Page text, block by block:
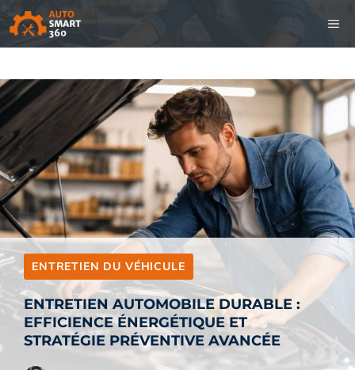
Aller
au
contenu
ENTRETIEN DU VÉHICULE
ENTRETIEN AUTOMOBILE DURABLE :
EFFICIENCE ÉNERGÉTIQUE ET
STRATÉGIE PRÉVENTIVE AVANCÉE